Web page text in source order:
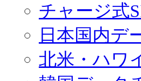
チャージ式
日本国内デ
北米・ハワ